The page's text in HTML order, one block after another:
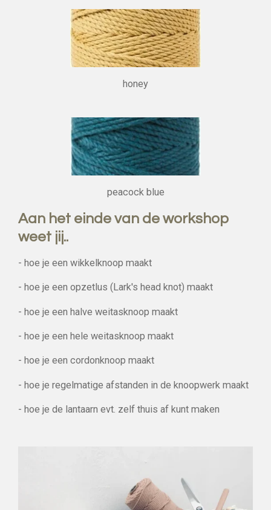
honey
peacock blue
Aan het einde van de workshop
weet jij..
- hoe je een wikkelknoop maakt
- hoe je een opzetlus (Lark's head knot) maakt
- hoe je een halve weitasknoop maakt
- hoe je een hele weitasknoop maakt
- hoe je een cordonknoop maakt
- hoe je regelmatige afstanden in de knoopwerk maakt
- hoe je de lantaarn evt. zelf thuis af kunt maken